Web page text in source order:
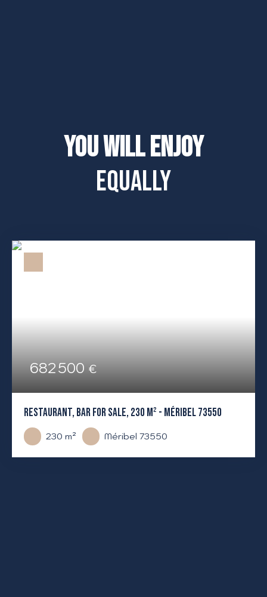
You will enjoy
equally
682 500€
RESTAURANT, BAR FOR SALE, 230 M² - MÉRIBEL 73550
230m² Méribel 73550